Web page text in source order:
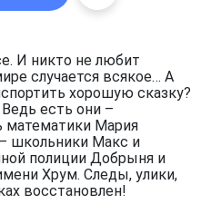
И никто не любит
случается всякое… А
хорошую сказку?
есть они –
математики Мария
школьники Макс и
полиции Добрыня и
Хрум. Следы, улики,
восстановлен!